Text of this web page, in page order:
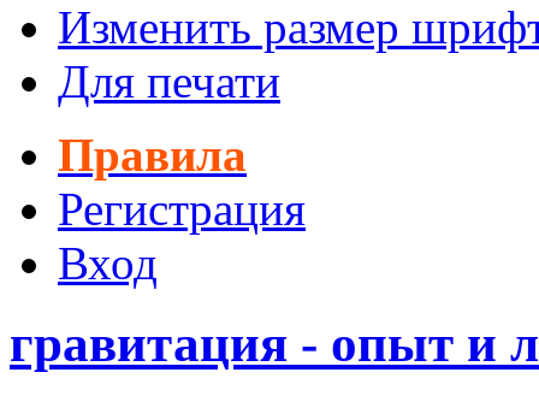
Изменить размер
Для печати
Правила
Регистрация
Вход
гравитация - опыт и